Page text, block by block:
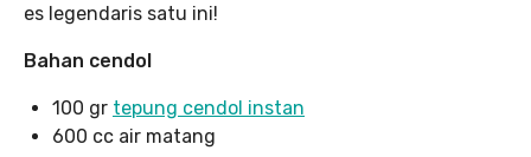
es legendaris satu ini!
Bahan cendol
100 gr tepung cendol instan
600 cc air matang